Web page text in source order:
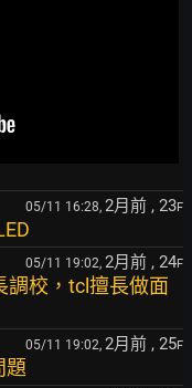
05/11 16:28, 2月前 , 23F
05/11 19:02, 2月前 , 24F
調校，tcl擅長做面
05/11 19:02, 2月前 , 25F
題